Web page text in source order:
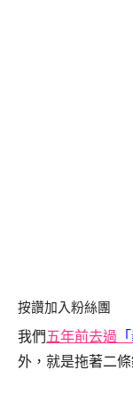
按讚加入粉絲團
我們 五年前去過
外，就是拖著二條